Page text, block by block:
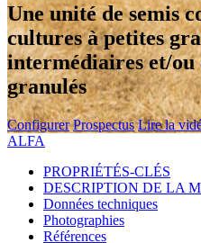
Une unité de semis
cultures à petites
intermédiaires et/
granulés
Configurer Prospectus Lire la
ALFA
PROPRIÉTÉS-CLÉS
DESCRIPTION DE LA
Données techniques
Photographies
Références